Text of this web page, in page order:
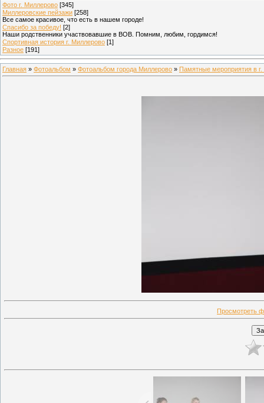
Фото г. Миллерово [345]
Миллеровские пейзажи [258]
Все самое красивое, что есть в нашем городе!
Спасибо за победу! [2]
Наши родственники участвовавшие в ВОВ. Помним, любим, гордимся!
Спортивная история г. Миллерово [1]
Разное [191]
Главная » Фотоальбом » Фотоальбом города Миллерово » Памятные мероприятия в
Просмотреть